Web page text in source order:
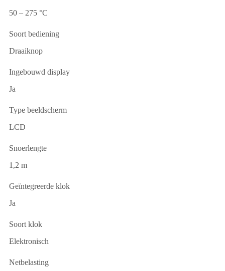
50 – 275 °C
Soort bediening
Draaiknop
Ingebouwd display
Ja
Type beeldscherm
LCD
Snoerlengte
1,2 m
Geïntegreerde klok
Ja
Soort klok
Elektronisch
Netbelasting